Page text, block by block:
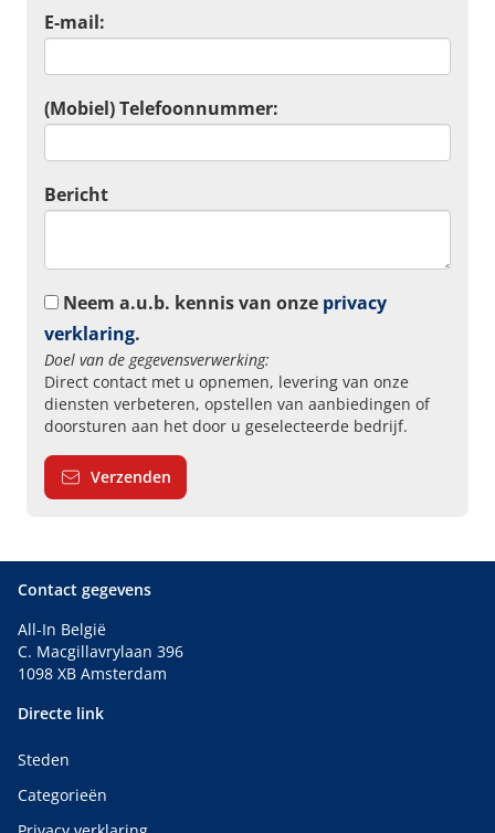
E-mail:
(Mobiel) Telefoonnummer:
Bericht
Neem a.u.b. kennis van onze privacy
verklaring.
Doel van de gegevensverwerking:
Direct contact met u opnemen, levering van onze
diensten verbeteren, opstellen van aanbiedingen of
doorsturen aan het door u geselecteerde bedrijf.
Verzenden
Contact gegevens
All-In België
C. Macgillavrylaan 396
1098 XB Amsterdam
Directe link
Steden
Categorieën